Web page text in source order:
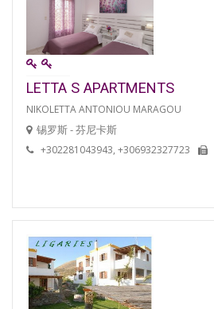
LETTA S APARTMENTS
NIKOLETTA ANTONIOU MARAGOU
锡罗斯 - 芬尼卡斯
+302281043943, +306932327723